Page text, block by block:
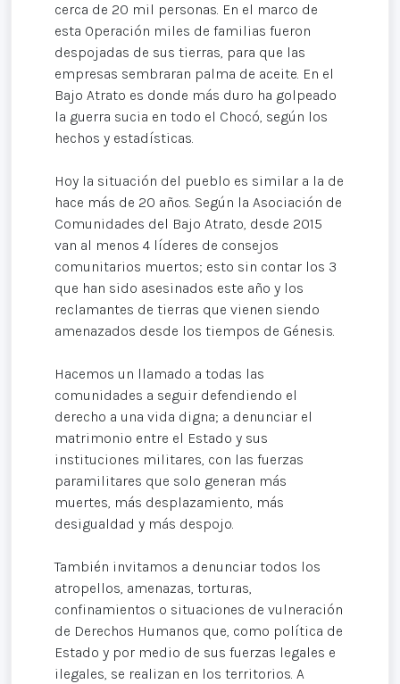
cerca de 20 mil personas. En el marco de
esta Operación miles de familias fueron
despojadas de sus tierras, para que las
empresas sembraran palma de aceite. En el
Bajo Atrato es donde más duro ha golpeado
la guerra sucia en todo el Chocó, según los
hechos y estadísticas.
Hoy la situación del pueblo es similar a la de
hace más de 20 años. Según la Asociación de
Comunidades del Bajo Atrato, desde 2015
van al menos 4 líderes de consejos
comunitarios muertos; esto sin contar los 3
que han sido asesinados este año y los
reclamantes de tierras que vienen siendo
amenazados desde los tiempos de Génesis.
Hacemos un llamado a todas las
comunidades a seguir defendiendo el
derecho a una vida digna; a denunciar el
matrimonio entre el Estado y sus
instituciones militares, con las fuerzas
paramilitares que solo generan más
muertes, más desplazamiento, más
desigualdad y más despojo.
También invitamos a denunciar todos los
atropellos, amenazas, torturas,
confinamientos o situaciones de vulneración
de Derechos Humanos que, como política de
Estado y por medio de sus fuerzas legales e
ilegales, se realizan en los territorios. A